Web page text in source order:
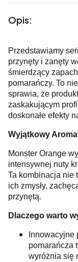
Opis:
Przedstawiamy
przynęty i zanęty
śmierdzący
pomarańczy. To
sprawia, że
zaskakującym
doskonałe efekty
Wyjątkowy
Monster Orange
intensywnej nuty
Ta kombinacja nie
ich zmysły,
przynętą.
Dlaczego warto
Innowacyjne
pomarańcza
wyróżnia się